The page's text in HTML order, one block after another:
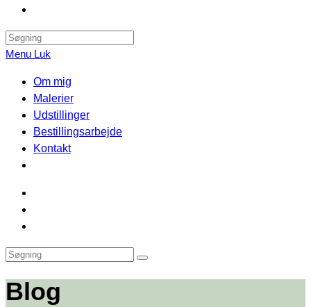
Search
this
Menu Luk
Om mig
Malerier
Udstillinger
Bestillingsarbejde
Kontakt
Blog